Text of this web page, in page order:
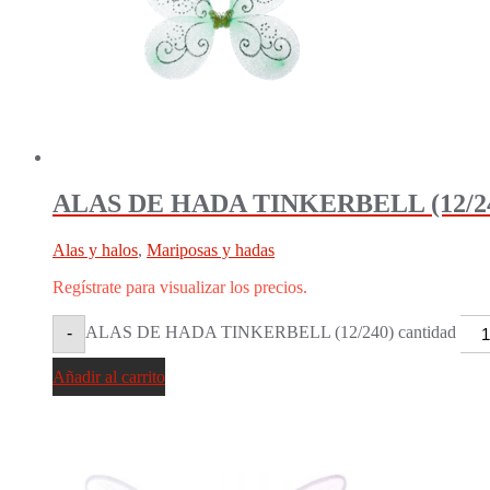
ALAS DE HADA TINKERBELL (12/
Alas y halos, Mariposas y hadas
Regístrate para visualizar los precios.
- ALAS DE HADA TINKERBELL (12/240) cantidad
Añadir al carrito